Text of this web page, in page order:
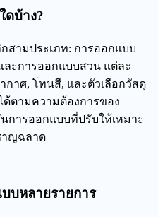
ดบ้าง?
สามประเภท: การออกแบบ
ะการออกแบบสวน แต่ละ
าศ, โทนสี, และตัวเลือกวัสดุ
ตามความต้องการของ
การออกแบบที่ปรับให้เหมาะ
าญฉลาด
บหลายรายการ